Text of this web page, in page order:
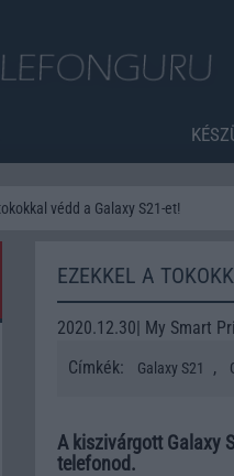
védd a Galaxy S21-et!
EZEKKEL A
2020.12.30| My Smart
Címkék:
Galaxy S21 ,
A kiszivárgott Galaxy
telefonod.